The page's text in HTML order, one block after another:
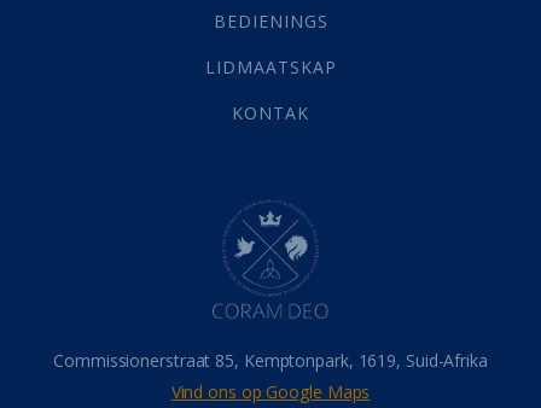
Selfondersoek(1)
Werk(22)
(142)
Hemel (31)
Israel (14)
Millennium(1)
Oordeelsdag(19)
Verheerlikte liggaam
Wederkoms
(27)
BEDIENINGS
LIDMAATSKAP
KONTAK
Commissionerstraat 85, Kemptonpark, 1619, Suid-Afrika
Vind ons op Google Maps